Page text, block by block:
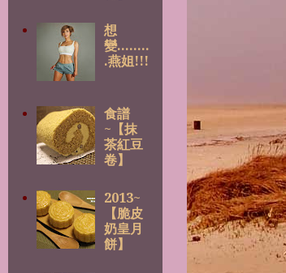
想
變........
.燕姐!!!
食譜
~【抹
茶紅豆
卷】
2013~
【脆皮
奶皇月
餅】